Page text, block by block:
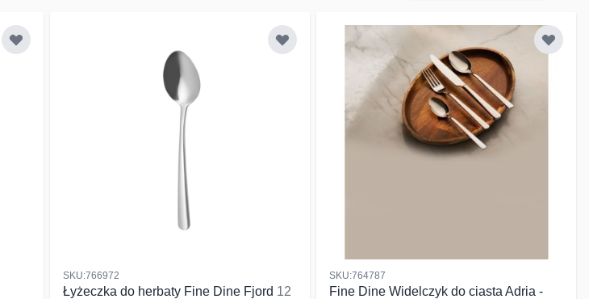
SKU:766972
Łyżeczka do herbaty Fine Dine Fjord 12
SKU:764787
Fine Dine Widelczyk do ciasta Adria -